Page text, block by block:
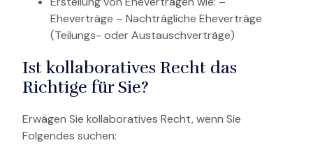
Eheverträge – Nachträgliche Eheverträge
(Teilungs- oder Austauschverträge)
Ist kollaboratives Recht das
Richtige für Sie?
Erwägen Sie kollaboratives Recht, wenn Sie
Folgendes suchen: